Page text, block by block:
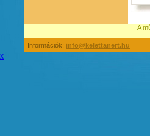
A
Információk: info@kelettanert.hu
x